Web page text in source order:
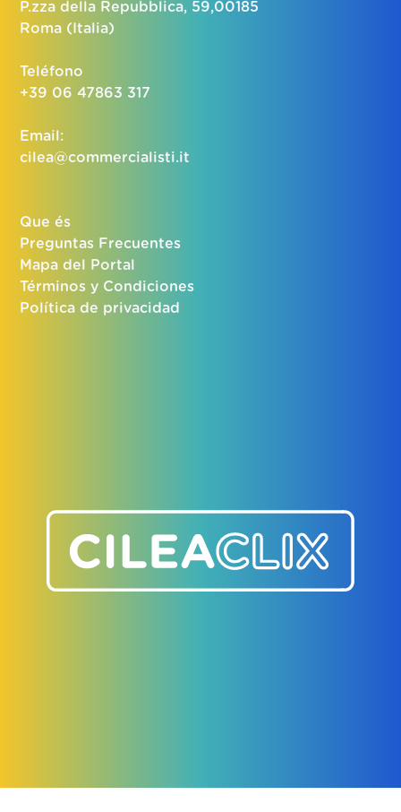
P.zza della Repubblica, 59,00185
Roma (Italia)
Teléfono
+39 06 47863 317
Email:
cilea@commercialisti.it
Que és
Preguntas Frecuentes
Mapa del Portal
Términos y Condiciones
Política de privacidad